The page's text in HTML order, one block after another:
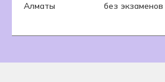
Алматы без экзаменов